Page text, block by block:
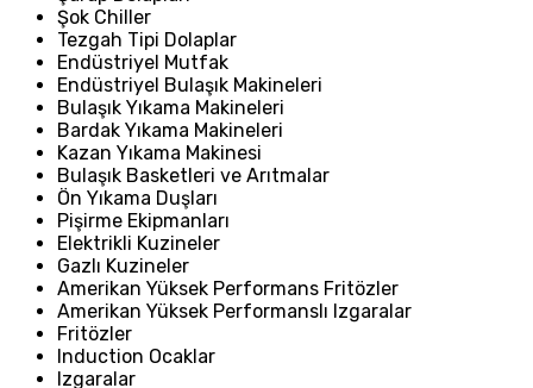
Şok Chiller
Tezgah Tipi Dolaplar
Endüstriyel Mutfak
Endüstriyel Bulaşık Makineleri
Bulaşık Yıkama Makineleri
Bardak Yıkama Makineleri
Kazan Yıkama Makinesi
Bulaşık Basketleri ve Arıtmalar
Ön Yıkama Duşları
Pişirme Ekipmanları
Elektrikli Kuzineler
Gazlı Kuzineler
Amerikan Yüksek Performans Fritözler
Amerikan Yüksek Performanslı Izgaralar
Fritözler
Induction Ocaklar
Izgaralar